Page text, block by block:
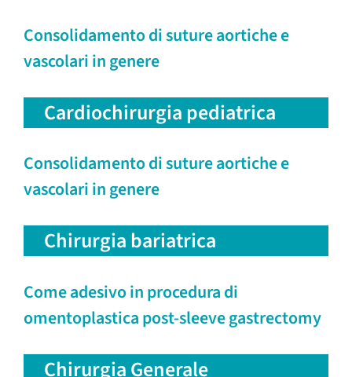
Consolidamento di suture aortiche e
vascolari in genere
Cardiochirurgia pediatrica
Consolidamento di suture aortiche e
vascolari in genere
Chirurgia bariatrica
Come adesivo in procedura di
omentoplastica post-sleeve gastrectomy
Chirurgia Generale